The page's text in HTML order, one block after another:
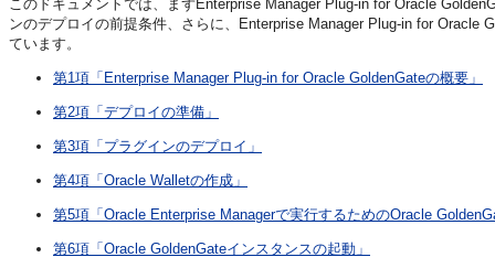
このドキュメントでは、まずEnterprise Manager Plug-in for Oracle
ンのデプロイの前提条件、さらに、Enterprise Manager Plug-in for Oracle
ています。
第1項「Enterprise Manager Plug-in for Oracle GoldenGateの概要」
第2項「デプロイの準備」
第3項「プラグインのデプロイ」
第4項「Oracle Walletの作成」
第5項「Oracle Enterprise Managerで実行するためのOracle
第6項「Oracle GoldenGateインスタンスの起動」